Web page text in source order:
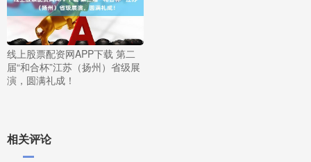
线上股票配资网APP下载 第二
届“和合杯”江苏（扬州）省级展
演，圆满礼成！
相关评论